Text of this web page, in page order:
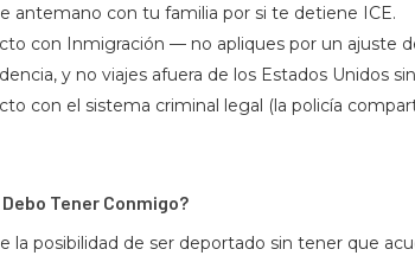
antemano con tu familia por si te detiene ICE.
con Inmigración — no apliques por un ajuste
y no viajes afuera de los Estados Unidos
con el sistema criminal legal (la policía
Tener Conmigo?
la posibilidad de ser deportado sin tener que